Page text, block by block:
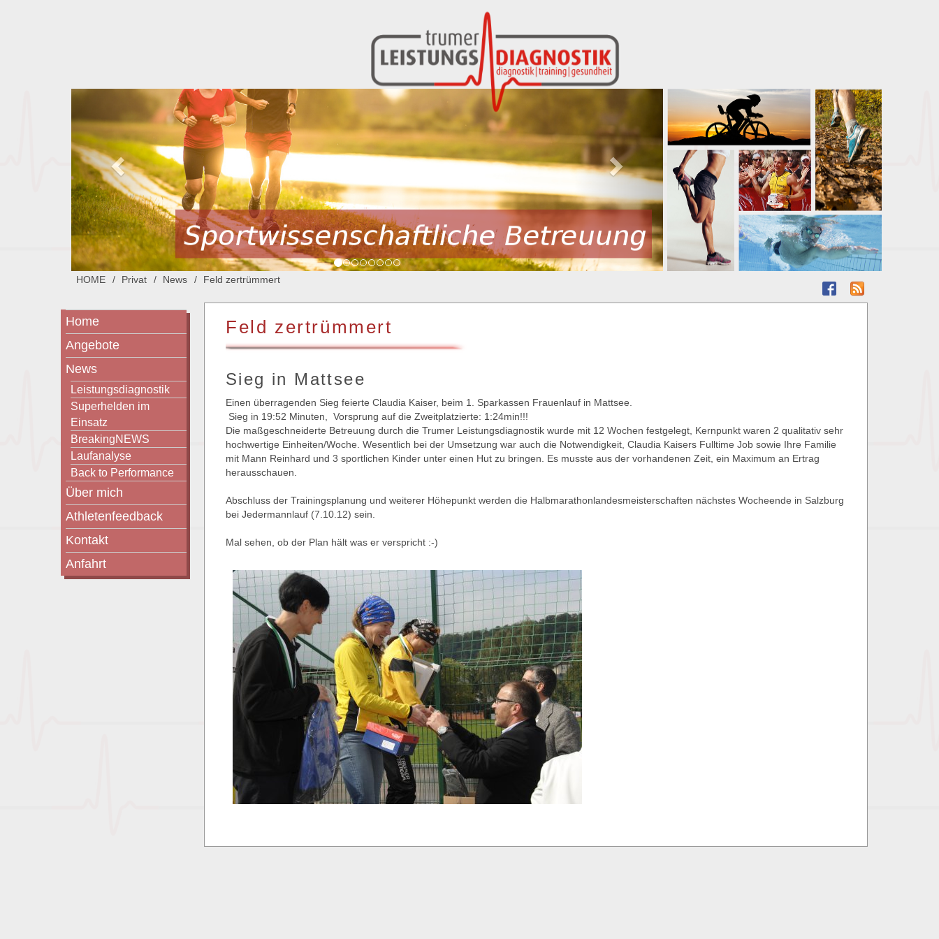
HOME Privat News Feld zertrümmert
Home
Angebote
News
Leistungsdiagnostik
Superhelden im
Einsatz
BreakingNEWS
Laufanalyse
Back to Performance
Über mich
Athletenfeedback
Kontakt
Anfahrt
Feld zertrümmert
Sieg in Mattsee
Einen überragenden Sieg feierte Claudia Kaiser, beim 1. Sparkassen Frauenlauf in Mattsee.
Sieg in 19:52 Minuten, Vorsprung auf die Zweitplatzierte: 1:24min!!!
Die maßgeschneiderte Betreuung durch die Trumer Leistungsdiagnostik wurde mit 12 Wochen festgelegt, Kernpunkt waren 2 qualitativ sehr
hochwertige Einheiten/Woche. Wesentlich bei der Umsetzung war auch die Notwendigkeit, Claudia Kaisers Fulltime Job sowie Ihre Familie
mit Mann Reinhard und 3 sportlichen Kinder unter einen Hut zu bringen. Es musste aus der vorhandenen Zeit, ein Maximum an Ertrag
herausschauen.
Abschluss der Trainingsplanung und weiterer Höhepunkt werden die Halbmarathonlandesmeisterschaften nächstes Wocheende in Salzburg
bei Jedermannlauf (7.10.12) sein.
Mal sehen, ob der Plan hält was er verspricht :-)